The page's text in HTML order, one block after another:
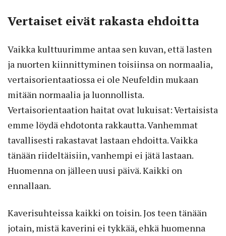
Vertaiset eivät rakasta ehdoitta
Vaikka kulttuurimme antaa sen kuvan, että lasten
ja nuorten kiinnittyminen toisiinsa on normaalia,
vertaisorientaatiossa ei ole Neufeldin mukaan
mitään normaalia ja luonnollista.
Vertaisorientaation haitat ovat lukuisat: Vertaisista
emme löydä ehdotonta rakkautta. Vanhemmat
tavallisesti rakastavat lastaan ehdoitta. Vaikka
tänään riideltäisiin, vanhempi ei jätä lastaan.
Huomenna on jälleen uusi päivä. Kaikki on
ennallaan.
Kaverisuhteissa kaikki on toisin. Jos teen tänään
jotain, mistä kaverini ei tykkää, ehkä huomenna